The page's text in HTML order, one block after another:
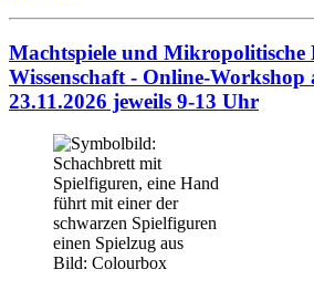
Machtspiele und Mikropolitische
Wissenschaft - Online-Workshop
23.11.2026 jeweils 9-13 Uhr
Bild: Colourbox